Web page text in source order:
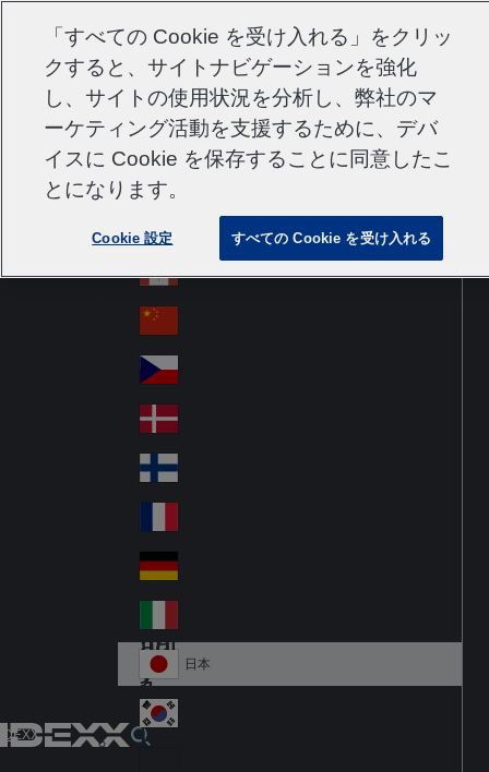
Go to home
Jump to navigation
Jump to content
コンタクト採用情報 サプライヤー
IDEXX
Japan
Au
str
ali
a
Australia
Au
stri
Br
azi
l
Ca
na
da
Canada
Ch
ina
Cz
ec
h
De
n
m
ar
k
Fi
nd
Fr
an
ce
Ge
an
y
Ital
y
Ja
pa
n
日本
Ko
「すべての Cookie を受け入れる」をクリッ
クすると、サイトナビゲーションを強化
し、サイトの使用状況を分析し、弊社のマ
ーケティング活動を支援するために、デバ
イスに Cookie を保存することに同意したこ
とになります。
Cookie 設定 すべての Cookie を受け入れる